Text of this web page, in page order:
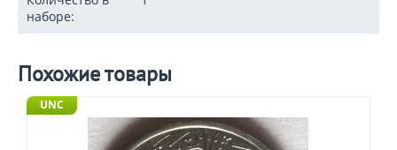
наборе:
Похожие товары
UNC